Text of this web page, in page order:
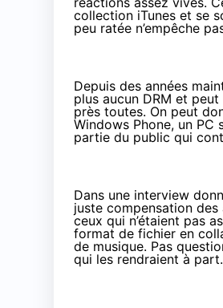
collection iTunes et se
peu ratée n’empêche
Depuis des années
plus aucun DRM et
près toutes. On peut
Windows Phone, un
partie du public qui
Dans une interview
juste compensation
ceux qui n’étaient pas
format de fichier en
de musique. Pas
qui les rendraient à part.